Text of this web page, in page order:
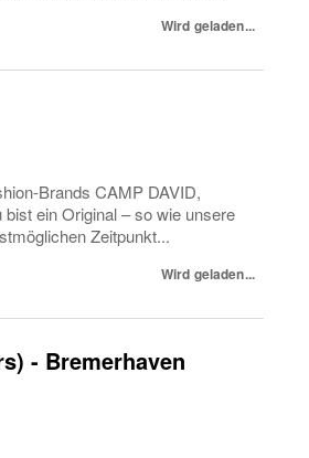
Wird geladen...
Brands CAMP DAVID,
ein Original – so wie unsere
Zeitpunkt...
Wird geladen...
- Bremerhaven